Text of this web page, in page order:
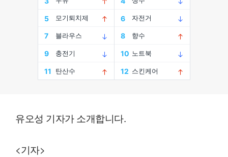
유오성 기자가 소개합니다.
<기자>